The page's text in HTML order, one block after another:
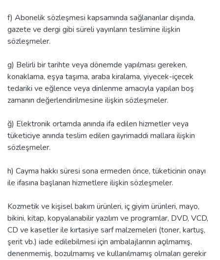
f) Abonelik sözleşmesi kapsamında sağlananlar dışında,
gazete ve dergi gibi süreli yayınların teslimine ilişkin
sözleşmeler.
g) Belirli bir tarihte veya dönemde yapılması gereken,
konaklama, eşya taşıma, araba kiralama, yiyecek-içecek
tedariki ve eğlence veya dinlenme amacıyla yapılan boş
zamanın değerlendirilmesine ilişkin sözleşmeler.
ğ) Elektronik ortamda anında ifa edilen hizmetler veya
tüketiciye anında teslim edilen gayrimaddi mallara ilişkin
sözleşmeler.
h) Cayma hakkı süresi sona ermeden önce, tüketicinin onayı
ile ifasına başlanan hizmetlere ilişkin sözleşmeler.
Kozmetik ve kişisel bakım ürünleri, iç giyim ürünleri, mayo,
bikini, kitap, kopyalanabilir yazılım ve programlar, DVD, VCD,
CD ve kasetler ile kırtasiye sarf malzemeleri (toner, kartuş,
şerit vb.) iade edilebilmesi için ambalajlarının açılmamış,
denenmemiş, bozulmamış ve kullanılmamış olmaları gerekir